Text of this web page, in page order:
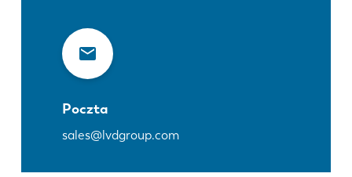
Poczta
sales@lvdgroup.com